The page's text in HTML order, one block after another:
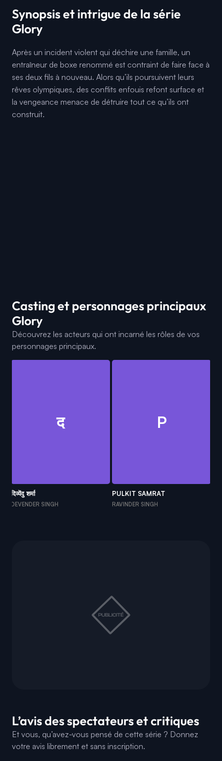
Synopsis et intrigue de la série
Glory
Après un incident violent qui déchire une famille, un
entraîneur de boxe renommé est contraint de faire face à
ses deux fils à nouveau. Alors qu’ils poursuivent leurs
rêves olympiques, des conflits enfouis refont surface et
la vengeance menace de détruire tout ce qu’ils ont
construit.
Casting et personnages principaux
Glory
Découvrez les acteurs qui ont incarné les rôles de vos
personnages principaux.
द
दिव्येंदु शर्मा
DEVENDER SINGH
P
PULKIT SAMRAT
RAVINDER SINGH
L’avis des spectateurs et critiques
Et vous, qu’avez-vous pensé de cette série ? Donnez
votre avis librement et sans inscription.